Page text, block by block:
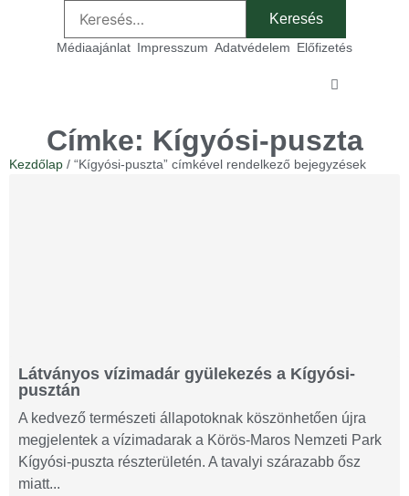
Médiaajánlat Impresszum Adatvédelem Előfizetés
Címke: Kígyósi-puszta
Kezdőlap / “Kígyósi-puszta” címkével rendelkező bejegyzések
Látványos vízimadár gyülekezés a Kígyósi-
pusztán
A kedvező természeti állapotoknak köszönhetően újra
megjelentek a vízimadarak a Körös-Maros Nemzeti Park
Kígyósi-puszta részterületén. A tavalyi szárazabb ősz
miatt...